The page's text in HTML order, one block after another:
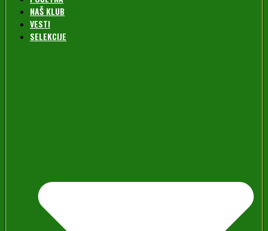
NAŠ KLUB
VESTI
SELEKCIJE